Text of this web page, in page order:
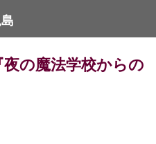
島
の魔法学校からの